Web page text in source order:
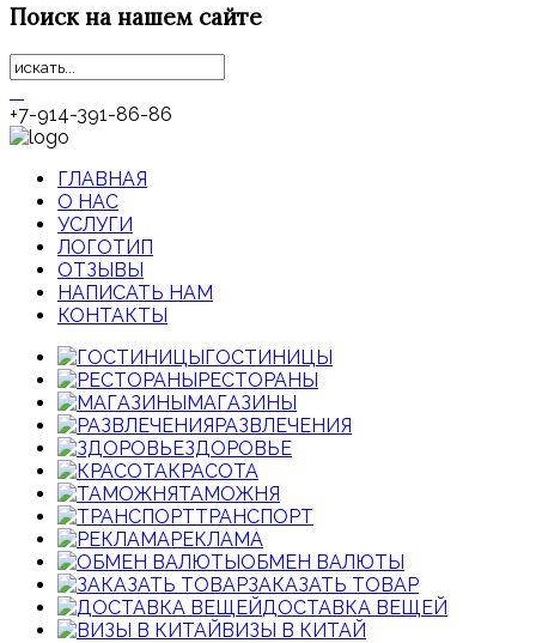
Поискна нашем сайте
+7-914-391-86-86
ГЛАВНАЯ
О НАС
УСЛУГИ
ЛОГОТИП
ОТЗЫВЫ
НАПИСАТЬ НАМ
КОНТАКТЫ
ГОСТИНИЦЫ
РЕСТОРАНЫ
МАГАЗИНЫ
РАЗВЛЕЧЕНИЯ
ЗДОРОВЬЕ
КРАСОТА
ТАМОЖНЯ
ТРАНСПОРТ
РЕКЛАМА
ОБМЕН ВАЛЮТЫ
ЗАКАЗАТЬ ТОВАР
ДОСТАВКА ВЕЩЕЙ
ВИЗЫ В КИТАЙ